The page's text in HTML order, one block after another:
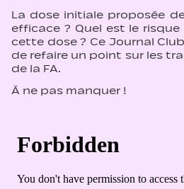
La dose initiale proposée
efficace ? Quel est le
cette dose ? Ce Journal
de refaire un point sur les
de la FA.
À ne pas manquer !